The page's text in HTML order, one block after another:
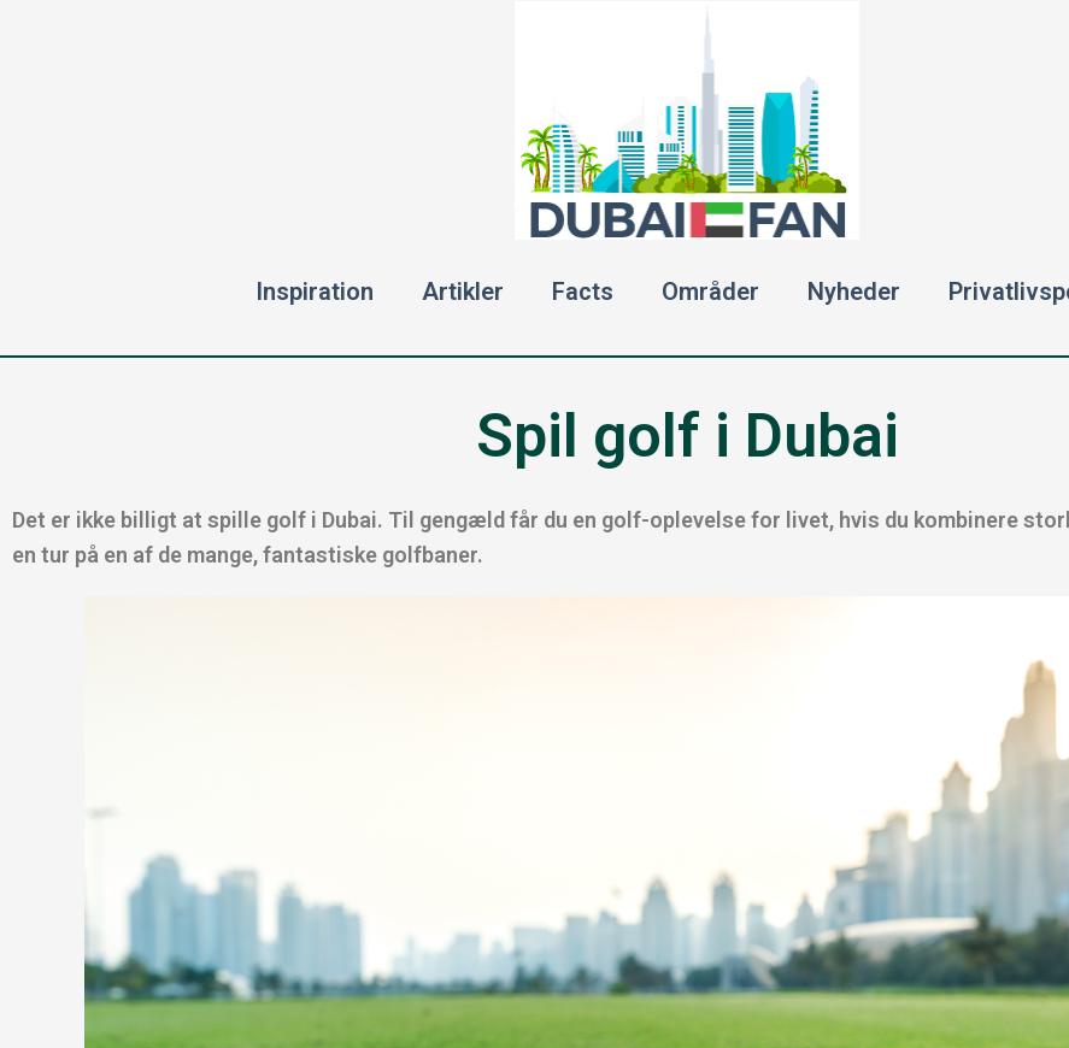
Inspiration Artikler Facts Områder Nyheder
Spil golf i Dubai
Det er ikke billigt at spille golf i Dubai. Til gengæld får du en golf-oplevelse for livet, hvis du kombinere
en tur på en af de mange, fantastiske golfbaner.